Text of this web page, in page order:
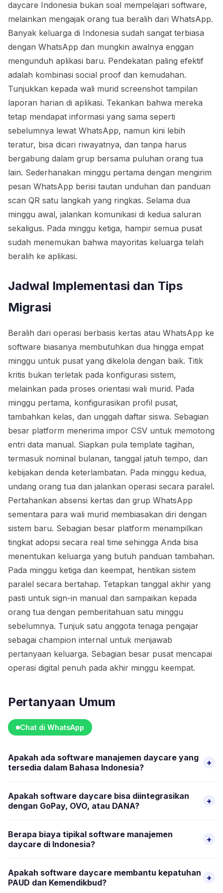
daycare Indonesia bukan soal mempelajari software,
melainkan mengajak orang tua beralih dari WhatsApp.
Banyak keluarga di Indonesia sudah sangat terbiasa
dengan WhatsApp dan mungkin awalnya enggan
mengunduh aplikasi baru. Pendekatan paling efektif
adalah kombinasi social proof dan kemudahan.
Tunjukkan kepada wali murid screenshot tampilan
laporan harian di aplikasi. Tekankan bahwa mereka
tetap mendapat informasi yang sama seperti
sebelumnya lewat WhatsApp, namun kini lebih
teratur, bisa dicari riwayatnya, dan tanpa harus
bergabung dalam grup bersama puluhan orang tua
lain. Sederhanakan minggu pertama dengan mengirim
pesan WhatsApp berisi tautan unduhan dan panduan
scan QR satu langkah yang ringkas. Selama dua
minggu awal, jalankan komunikasi di kedua saluran
sekaligus. Pada minggu ketiga, hampir semua pusat
sudah menemukan bahwa mayoritas keluarga telah
beralih ke aplikasi.
Jadwal Implementasi dan Tips
Migrasi
Beralih dari operasi berbasis kertas atau WhatsApp ke
software biasanya membutuhkan dua hingga empat
minggu untuk pusat yang dikelola dengan baik. Titik
kritis bukan terletak pada konfigurasi sistem,
melainkan pada proses orientasi wali murid. Pada
minggu pertama, konfigurasikan profil pusat,
tambahkan kelas, dan unggah daftar siswa. Sebagian
besar platform menerima impor CSV untuk memotong
entri data manual. Siapkan pula template tagihan,
termasuk nominal bulanan, tanggal jatuh tempo, dan
kebijakan denda keterlambatan. Pada minggu kedua,
undang orang tua dan jalankan operasi secara paralel.
Pertahankan absensi kertas dan grup WhatsApp
sementara para wali murid membiasakan diri dengan
sistem baru. Sebagian besar platform menampilkan
tingkat adopsi secara real time sehingga Anda bisa
menentukan keluarga yang butuh panduan tambahan.
Pada minggu ketiga dan keempat, hentikan sistem
paralel secara bertahap. Tetapkan tanggal akhir yang
pasti untuk sign-in manual dan sampaikan kepada
orang tua dengan pemberitahuan satu minggu
sebelumnya. Tunjuk satu anggota tenaga pengajar
sebagai champion internal untuk menjawab
pertanyaan keluarga. Sebagian besar pusat mencapai
operasi digital penuh pada akhir minggu keempat.
Pertanyaan Umum
Chat di WhatsApp
Apakah ada software manajemen daycare yang
tersedia dalam Bahasa Indonesia?
+
Indonesia, baik untuk dashboard pengelola maupun aplikasi
bahasa Inggris dan tidak dirancang untuk operator atau
keluarga berbahasa Indonesia.
Apakah software daycare bisa diintegrasikan
dengan GoPay, OVO, atau DANA?
+
bank. Platform buatan AS hanya mendukung metode
digunakan untuk operasional di Indonesia.
Berapa biaya tipikal software manajemen
daycare di Indonesia?
+
Happy Kamper) hingga IDR 500.000–2.000.000 per bulan
Apakah software daycare membantu kepatuhan
PAUD dan Kemendikbud?
+